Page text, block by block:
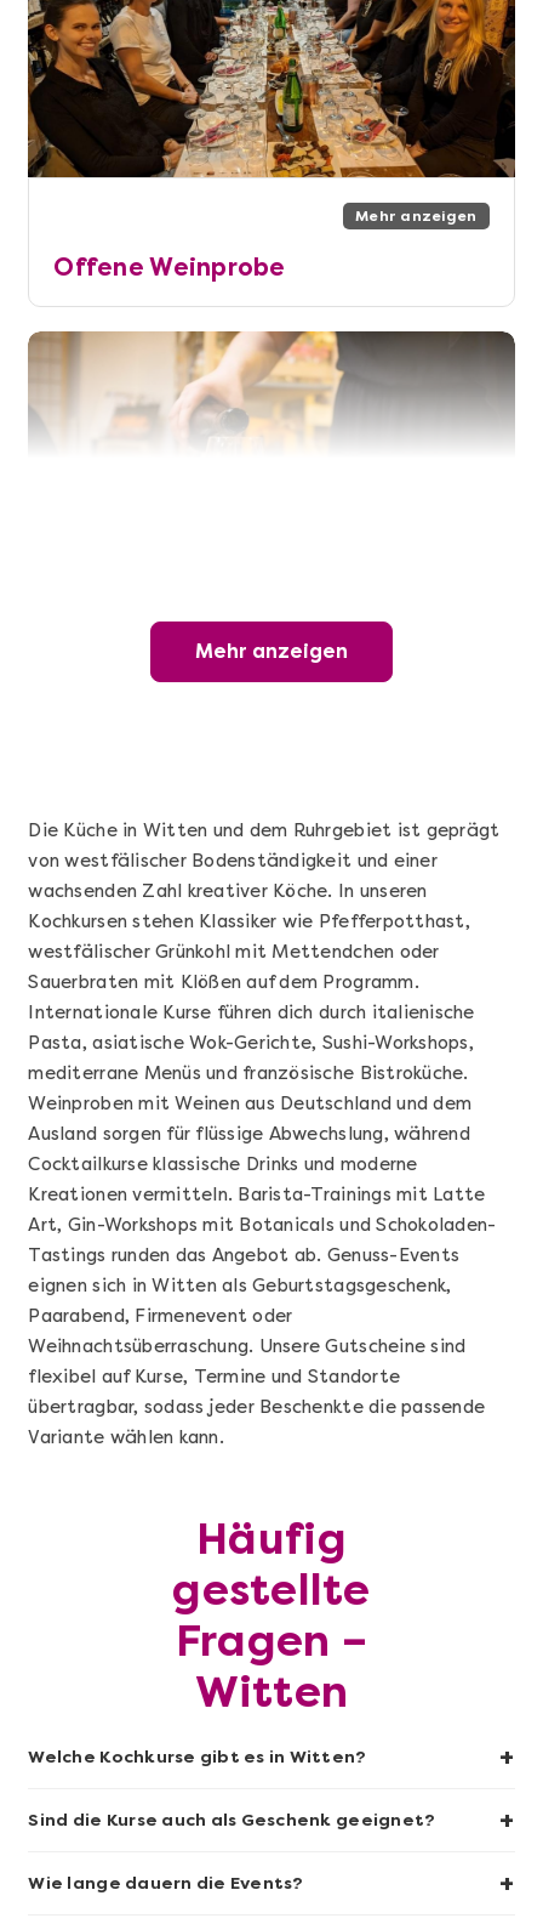
Mehr anzeigen
Offene Weinprobe
Wunderschöner Weinabend
Mehr anzeigen
Sushi Basic Kurs Bonn
Mehr anzeigen
Mehr anzeigen
Die Küche in Witten und dem Ruhrgebiet ist geprägt
von westfälischer Bodenständigkeit und einer
wachsenden Zahl kreativer Köche. In unseren
Kochkursen stehen Klassiker wie Pfefferpotthast,
westfälischer Grünkohl mit Mettendchen oder
Sauerbraten mit Klößen auf dem Programm.
Internationale Kurse führen dich durch italienische
Pasta, asiatische Wok-Gerichte, Sushi-Workshops,
mediterrane Menüs und französische Bistroküche.
Weinproben mit Weinen aus Deutschland und dem
Ausland sorgen für flüssige Abwechslung, während
Cocktailkurse klassische Drinks und moderne
Kreationen vermitteln. Barista-Trainings mit Latte
Art, Gin-Workshops mit Botanicals und Schokoladen-
Tastings runden das Angebot ab. Genuss-Events
eignen sich in Witten als Geburtstagsgeschenk,
Paarabend, Firmenevent oder
Weihnachtsüberraschung. Unsere Gutscheine sind
flexibel auf Kurse, Termine und Standorte
übertragbar, sodass jeder Beschenkte die passende
Variante wählen kann.
Häufig
gestellte
Fragen –
Witten
Welche Kochkurse gibt es in Witten? +
Sind die Kurse auch als Geschenk geeignet? +
Wie lange dauern die Events? +